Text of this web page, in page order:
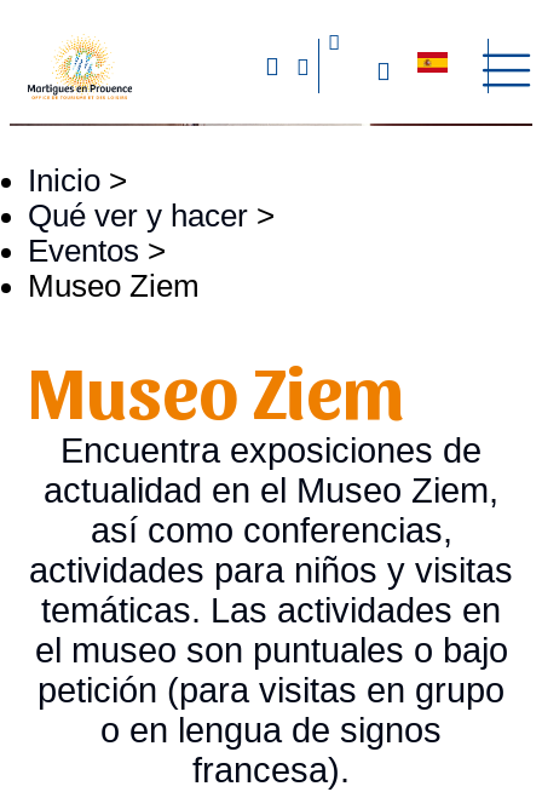
Inicio >
Qué ver y hacer >
Eventos >
Museo Ziem
Museo Ziem
Encuentra exposiciones de
actualidad en el Museo Ziem,
así como conferencias,
actividades para niños y visitas
temáticas. Las actividades en
el museo son puntuales o bajo
petición (para visitas en grupo
o en lengua de signos
francesa).